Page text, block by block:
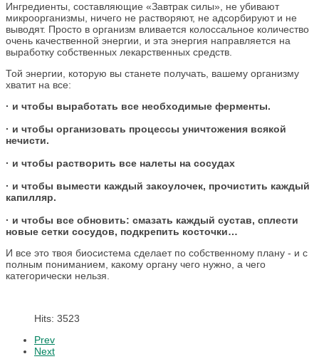
Ингредиенты, составляющие «Завтрак силы», не убивают
микроорганизмы, ничего не растворяют, не адсорбируют и не
выводят. Просто в организм вливается колоссальное количество
очень качественной энергии, и эта энергия направляется на
выработку собственных лекарственных средств.
Той энергии, которую вы станете получать, вашему организму
хватит на все:
· и чтобы выработать все необходимые ферменты.
· и чтобы организовать процессы уничтожения всякой
нечисти.
· и чтобы растворить все налеты на сосудах
· и чтобы вымести каждый закоулочек, прочистить каждый
капилляр.
· и чтобы все обновить: смазать каждый сустав, сплести
новые сетки сосудов, подкрепить косточки…
И все это твоя биосистема сделает по собственному плану - и с
полным пониманием, какому органу чего нужно, а чего
категорически нельзя.
Hits: 3523
Prev
Next